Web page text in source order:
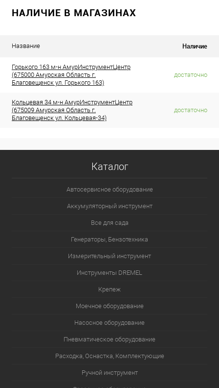
НАЛИЧИЕ В МАГАЗИНАХ
Название Наличие
Горького 163 м-н АмурИнструментЦентр
(675000 Амурская Область г.
Благовещенск ул. Горького 163)
достаточно
Кольцевая 34 м-н АмурИнструментЦентр
(675009 Амурская Область г.
Благовещенск ул. Кольцевая-34)
достаточно
Каталог
Автосервисное оборудование
Аккумуляторный инструмент
Все для сада
Генераторы, Бензотехника
Измерительный инструмент
Инструменты DREMEL
Крепеж
Моечное оборудование
Насосное оборудование
Пневматическое оборудование
Расходка, Оснастка, Комплектующие
Ручной инструмент